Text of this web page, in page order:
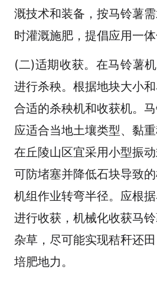
溉技术和装备，按马铃薯
时灌溉施肥，提倡应用一体
(二)适期收获。在马铃薯
进行杀秧。根据地块大小
合适的杀秧机和收获机。
应适合当地土壤类型、黏重
在丘陵山区宜采用小型振
可防堵塞并降低石块导致
机组作业转弯半径。应根
进行收获，机械化收获马
杂草，尽可能实现秸秆还
培肥地力。